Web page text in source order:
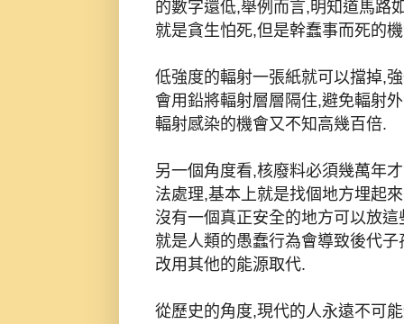
的數字還低,舉例而言,明知道馬路
就是貪生怕死,但是幹蠢事而死的
低強度的輻射一張紙就可以擋掉,
會用鉛將輻射層層隔住,避免輻射
輻射感染的機會又不知高幾百倍.
另一個角度看,核廢料必須幾萬年
法處理,基本上就是找個地方埋起
沒有一個真正安全的地方可以放
就是人類的愚蠢行為會導致後代
改用其他的能源取代.
從歷史的角度,現代的人永遠不可